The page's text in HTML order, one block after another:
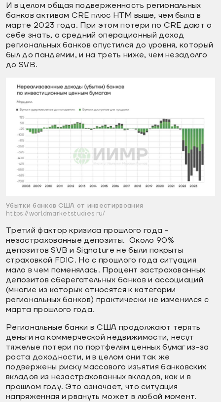
И в целом общая подверженность региональных
банков активам CRE плюс HTM выше, чем была в
марте 2023 года. При этом потери по CRE дают о
себе знать, а средний операционный доход
региональных банков опустился до уровня, который
был до пандемии, и на треть ниже, чем незадолго
до SVB.
Убытки банков США от инвестирвоания
https://worldmarketstudies.ru/
Третий фактор кризиса прошлого года -
незастрахованные депозиты. Около 90%
депозитов SVB и Signature не были покрыты
страховкой FDIC. Но с прошлого года ситуация
мало в чем поменялась. Процент застрахованных
депозитов сберегательных банков и ассоциаций
(многие из которых относятся к категории
региональных банков) практически не изменился с
марта прошлого года.
Региональные банки в США продолжают терять
деньги на коммерческой недвижимости, несут
тяжелые потери по портфелям ценных бумаг из-за
роста доходности, и в целом они так же
подвержены риску массового изъятия банковских
вкладов из незастрахованных вкладов, как и в
прошлом году. Это означает, что ситуация
напряженная и рвануть может в любой момент.